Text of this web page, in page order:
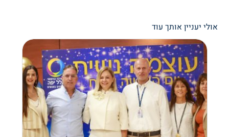
אולי יעניין אותך עוד